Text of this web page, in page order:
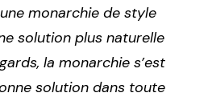
monarchie de style
solution plus naturelle
la monarchie s’est
solution dans toute